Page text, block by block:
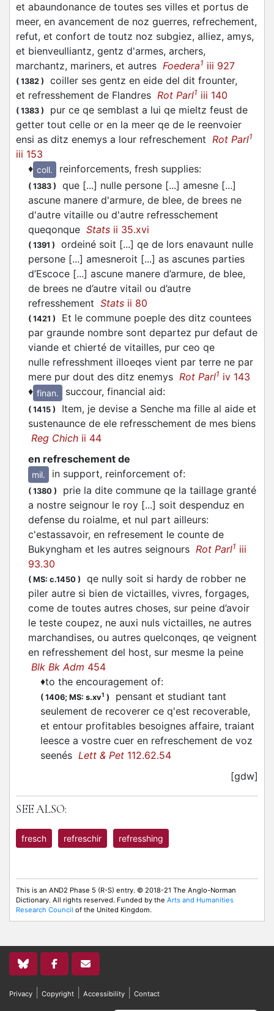
et abaundonance de toutes ses villes et portus de
meer, en avancement de noz guerres, refrechement,
refut, et confort de toutz noz subgiez, alliez, amys,
et bienveulliantz, gentz d'armes, archers,
marchantz, mariners, et autres Foedera1 iii 927
( 1382 )
coiller ses gentz en eide del dit frounter,
et refresshement de Flandres Rot Parl1 iii 140
( 1383 )
pur ce qe semblast a lui qe mieltz feust de
getter tout celle or en la meer qe de le reenvoier
ensi as ditz enemys a lour refreschement Rot Parl1
iii 153
♦ coll. reinforcements, fresh supplies:
( 1383 )
que [...] nulle persone [...] amesne [...]
ascune manere d'armure, de blee, de brees ne
d'autre vitaille ou d'autre refresschement
queqonque Stats ii 35.xvi
( 1391 )
ordeiné soit [...] qe de lors enavaunt nulle
persone [...] amesneroit [...] as ascunes parties
d’Escoce [...] ascune manere d’armure, de blee,
de brees ne d’autre vitail ou d’autre
refresshement Stats ii 80
( 1421 )
Et le commune poeple des ditz countees
par graunde nombre sont departez pur defaut de
viande et chierté de vitailles, pur ceo qe
nulle refresshment illoeqes vient par terre ne par
mere pur dout des ditz enemys Rot Parl1 iv 143
♦ finan. succour, financial aid:
( 1415 )
Item, je devise a Senche ma fille al aide et
sustenaunce de ele refresschement de mes biens
Reg Chich ii 44
en refreschement de
mil. in support, reinforcement of:
( 1380 )
prie la dite commune qe la taillage granté
a nostre seignour le roy [...] soit despenduz en
defense du roialme, et nul part ailleurs:
c'estassavoir, en refresement le counte de
Bukyngham et les autres seignours Rot Parl1 iii
93.30
( MS: c.1450 )
qe nully soit si hardy de robber ne
piler autre si bien de victailles, vivres, forgages,
come de toutes autres choses, sur peine d’avoir
le teste coupez, ne auxi nuls victailles, ne autres
marchandises, ou autres quelconqes, qe veignent
en refresshement del host, sur mesme la peine
Blk Bk Adm 454
♦to the encouragement of:
( 1406; MS: s.xv1 )
pensant et studiant tant
seulement de recoverer ce q'est recoverable,
et entour profitables besoignes affaire, traiant
leesce a vostre cuer en refreschement de voz
seenés Lett & Pet 112.62.54
[gdw]
SEE ALSO:
fresch refreschir refresshing
This is an AND2 Phase 5 (R-S) entry. © 2018-21 The Anglo-Norman
Dictionary. All rights reserved. Funded by the Arts and Humanities
Research Council of the United Kingdom.
Privacy Copyright Accessibility Contact